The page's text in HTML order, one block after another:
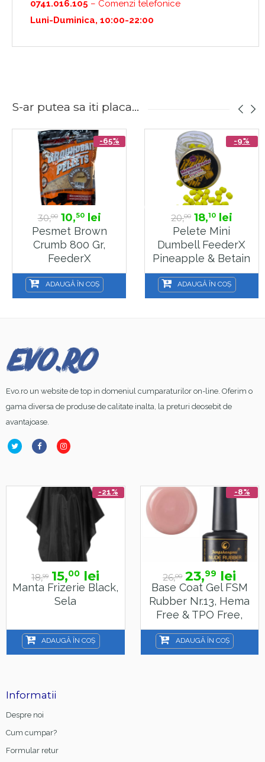
0741.016.105 – Comenzi telefonice
Luni-Duminica, 10:00-22:00
S-ar putea sa iti placa...
-65%
30,00 10,50lei
Pesmet Brown
Crumb 800 Gr,
FeederX
ADAUGĂ ÎN COȘ
-9%
20,00 18,10lei
Pelete Mini
Dumbell FeederX
Pineapple & Betain
5x7mm, 10 G
ADAUGĂ ÎN COȘ
Evo.ro un website de top in domeniul cumparaturilor on-line. Oferim o
gama diversa de produse de calitate inalta, la preturi deosebit de
avantajoase.
-21%
18,99 15,00 lei
Manta Frizerie Black,
Sela
ADAUGĂ ÎN COȘ
-8%
26,00 23,99 lei
Base Coat Gel FSM
Rubber Nr.13, Hema
Free & TPO Free,
15ml
ADAUGĂ ÎN COȘ
Informatii
Despre noi
Cum cumpar?
Formular retur